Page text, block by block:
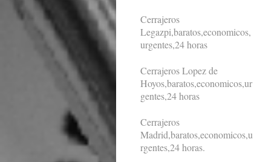
Cerrajeros
Legazpi,baratos,economicos,
urgentes,24 horas
Cerrajeros Lopez de
Hoyos,baratos,economicos,ur
gentes,24 horas
Cerrajeros
Madrid,baratos,economicos,u
rgentes,24 horas.